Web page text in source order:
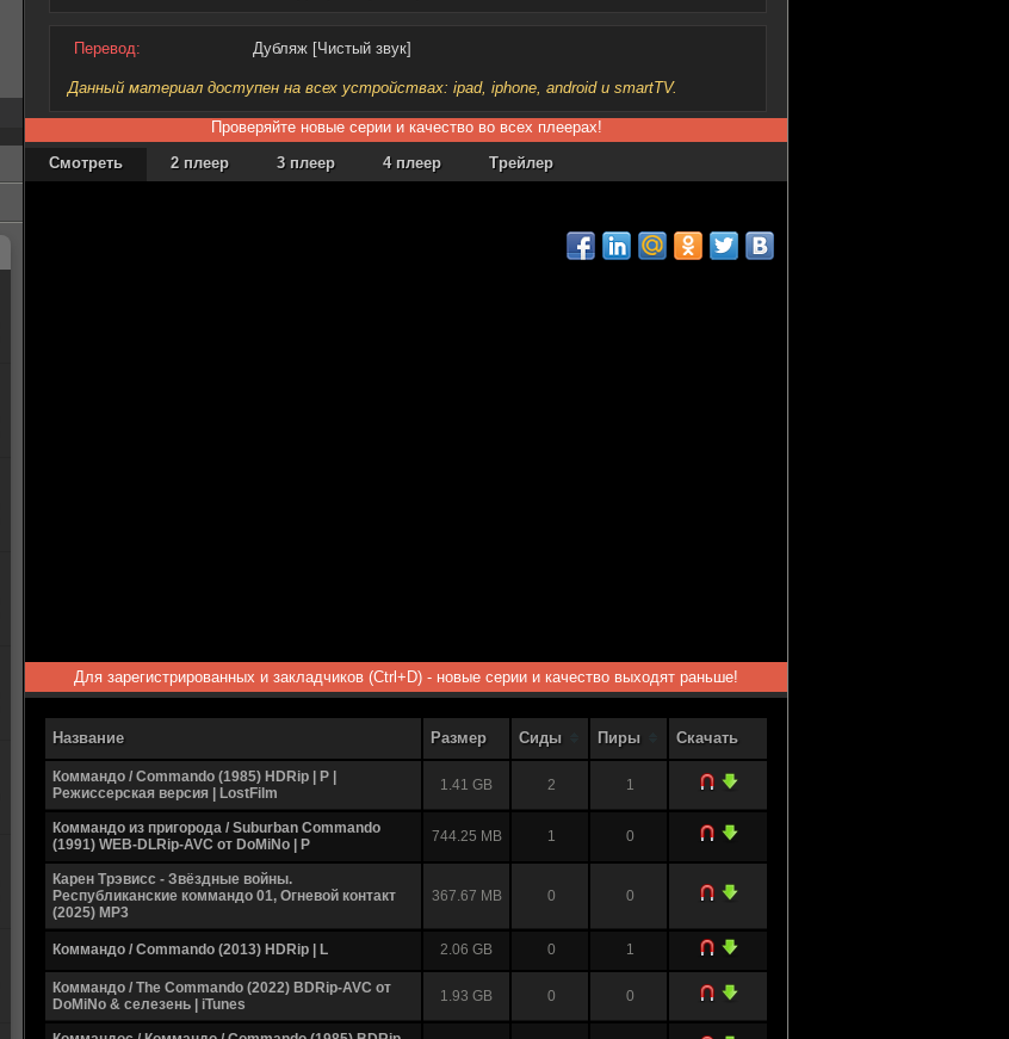
Перевод: Дубляж [Чистый звук]
Данный материал доступен на всех устройствах: ipad, iphone, android и smartTV.
Проверяйте новые серии и качество во всех плеерах!
Смотреть
2 плеер 3 плеер 4 плеер Трейлер
Для зарегистрированных и закладчиков (Ctrl+D) - новые серии и качество выходят раньше!
Название Размер Сиды Пиры Скачать
Коммандо / Commando (1985) HDRip | P |
Режиссерская версия | LostFilm
1.41 GB 2 1
Коммандо из пригорода / Suburban Commando
(1991) WEB-DLRip-AVC от DoMiNo | P
744.25 MB 1 0
Карен Трэвисс - Звёздные войны.
Республиканские коммандо 01, Огневой контакт
(2025) МР3
367.67 MB 0 0
Коммандо / Commando (2013) HDRip | L 2.06 GB 0 1
Коммандо / The Commando (2022) BDRip-AVC от
DoMiNo & селезень | iTunes
1.93 GB 0 0